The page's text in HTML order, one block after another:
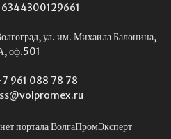
ул. им. Михаила Балонина,
оф.501
961 088 78 78
портала ВолгаПромЭксперт